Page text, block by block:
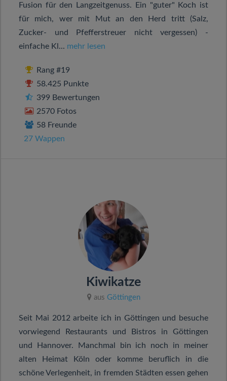
Fusion für den Langzeitgenuss. Ein "guter" Koch ist
für mich, wer mit Mut an den Herd tritt (Salz,
Zucker- und Pfefferstreuer nicht vergessen) -
einfache Kl... mehr lesen
Rang #19
58.425 Punkte
399 Bewertungen
2570 Fotos
58 Freunde
27 Wappen
Kiwikatze
aus Göttingen
Seit Mai 2012 arbeite ich in Göttingen und besuche
vorwiegend Restaurants und Bistros in Göttingen
und Hannover. Manchmal bin ich noch in meiner
alten Heimat Köln oder komme beruflich in die
schöne Verlegenheit, in fremden Städten essen gehen